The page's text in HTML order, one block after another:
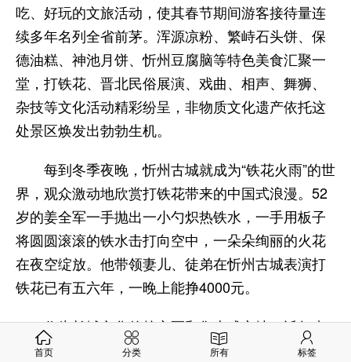
吃、好玩的文旅活动，使其春节期间游客接待量连
续多年名列全省前茅。浑源凉粉、繁峙石头饼、保
德油糕、神池月饼、忻州豆腐脑等特色美食汇聚一
堂，打铁花、晋北民俗展演、戏曲、相声、舞狮、
杂技等文化活动精彩纷呈，非物质文化遗产依托这
处景区焕发出勃勃生机。
每到冬季夜晚，忻州古城就成为“铁花火雨”的世
界，观众激动地欣赏打铁花带来的中国式浪漫。52
岁的姜全军一手抛出一小勺炽热铁水，一手用板子
将圆圆滚滚的铁水击打向空中，一朵朵绚丽的火花
在夜空绽放。他带领妻儿、徒弟在忻州古城表演打
铁花已有五六年，一晚上能挣4000元。
作为长城文化的核心区和集大成之地，近年来
山西加快建设长城一号旅游公路和长城国家文化公
首页 分类 所有 标签